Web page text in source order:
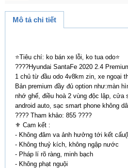
Mô tả chi tiết
⭐️Tiêu chí: ko bán xe lỗi, ko tua odo⭐️
????Hyundai SantaFe 2020 2.4
1 chủ từ đầu odo 4v8km zin, xe ngoại
Bản premium đầy đủ option như:màn
nhớ ghế, điều hoà 2 vùng độc lập,
android auto, sạc smart phone không
???? Tham khảo: 855 ????
⚜️ Cam kết :
- Không đâm va ảnh hưởng tới kết
- Không thuỷ kích, không ngập nước
- Pháp lí rõ ràng, minh bạch
- Không phạt nguội